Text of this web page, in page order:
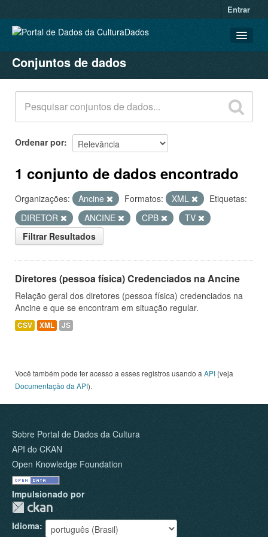
Entrar
CONJUNTOS DE DADOS
ORGANIZAÇÕES
GRUPOS
SOBRE
Conjuntos de dados
Ordenar por
1 conjunto de dados encontrado
Organizações: Ancine Formatos: XML
Etiquetas:
DIRETOR
ANCINE CPB
TV
Filtrar Resultados
Diretores (pessoa física) Credenciados na Ancine
Relação geral dos diretores (pessoa física) credenciados na
Ancine e que se encontram em situação regular.
CSV XML JS
Você também pode ter acesso a esses registros usando a API (veja
Documentação da API).
Sobre Portal de Dados da Cultura
API do CKAN
Open Knowledge Foundation
Impulsionado por
Idioma